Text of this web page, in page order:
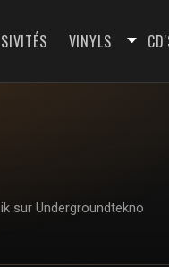
VINYLS
sur Undergroundtekno